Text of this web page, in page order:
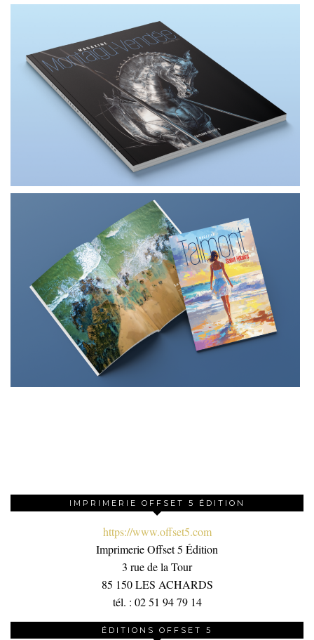
IMPRIMERIE OFFSET 5 ÉDITION
https://www.offset5.com
Imprimerie Offset 5 Édition
3 rue de la Tour
85 150 LES ACHARDS
tél. : 02 51 94 79 14
ÉDITIONS OFFSET 5